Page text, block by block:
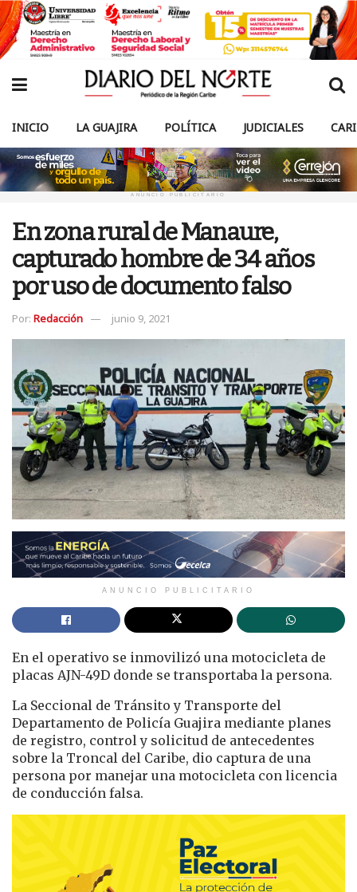
INICIO LA GUAJIRA POLÍTICA JUDICIALES
ANUNCIO PUBLICITARIO
En zona rural de Manaure,
capturado hombre de 34 años
por uso de documento falso
Por: Redacción junio 9, 2021
ANUNCIO PUBLICITARIO
En el operativo se inmovilizó una motocicleta de
placas AJN-49D donde se transportaba la persona.
La Seccional de Tránsito y Transporte del
Departamento de Policía Guajira mediante planes
de registro, control y solicitud de antecedentes
sobre la Troncal del Caribe, dio captura de una
persona por manejar una motocicleta con licencia
de conducción falsa.